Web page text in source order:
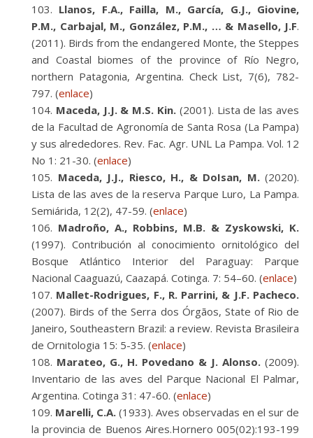
Llanos, F.A., Failla, M., García, G.J., Giovine,
P.M., Carbajal, M., González, P.M., … & Masello, J.F.
(2011). Birds from the endangered Monte, the Steppes
and Coastal biomes of the province of Río Negro,
northern Patagonia, Argentina. Check List, 7(6), 782-
797. (enlace)
Maceda, J.J. & M.S. Kin. (2001). Lista de las aves
de la Facultad de Agronomía de Santa Rosa (La Pampa)
y sus alrededores. Rev. Fac. Agr. UNL La Pampa. Vol. 12
No 1: 21-30. (enlace)
Maceda, J.J., Riesco, H., & DoIsan, M.(2020).
Lista de las aves de la reserva Parque Luro, La Pampa.
Semiárida, 12(2), 47-59. (enlace)
Madroño, A., Robbins, M.B. & Zyskowski, K.
(1997). Contribución al conocimiento ornitológico del
Bosque Atlántico Interior del Paraguay: Parque
Nacional Caaguazú, Caazapá. Cotinga. 7: 54–60. (enlace)
Mallet-Rodrigues, F., R. Parrini, & J.F. Pacheco.
(2007). Birds of the Serra dos Órgãos, State of Rio de
Janeiro, Southeastern Brazil: a review. Revista Brasileira
de Ornitologia 15: 5-35. (enlace)
Marateo, G., H. Povedano & J. Alonso. (2009).
Inventario de las aves del Parque Nacional El Palmar,
Argentina. Cotinga 31: 47-60. (enlace)
Marelli, C.A. (1933). Aves observadas en el sur de
la provincia de Buenos Aires.Hornero 005(02):193-199